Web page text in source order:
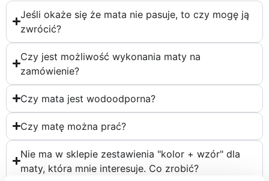
Jeśli okaże się że mata nie pasuje, to czy mogę ją
zwrócić?
Czy jest możliwość wykonania maty na
zamówienie?
Czy mata jest wodoodporna?
Czy matę można prać?
Nie ma w sklepie zestawienia "kolor + wzór" dla
maty, która mnie interesuje. Co zrobić?